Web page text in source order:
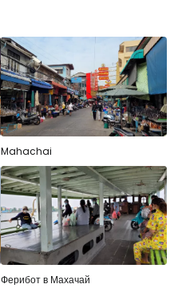
Mahachai
Ферибот в Махачай